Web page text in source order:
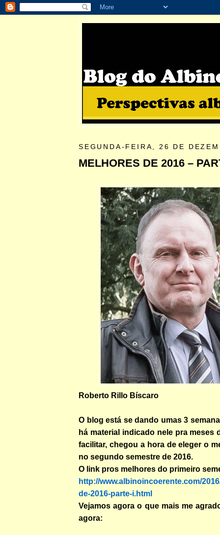
SEGUNDA-FEIRA, 26 DE
MELHORES DE 2016 –
Roberto Rillo Bíscaro
O blog está se dando umas 3
há material indicado nele pra meses
facilitar, chegou a hora de eleger o
no segundo semestre de 2016.
O link pros melhores do primeiro
http://www.albinoincoerente.com/
de-2016-parte-i.html
Vejamos agora o que mais me
agora: